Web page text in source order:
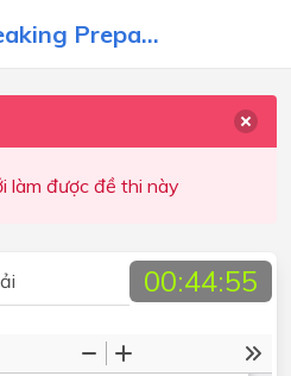
Prepa...
làm được đề thi này
00:44:54